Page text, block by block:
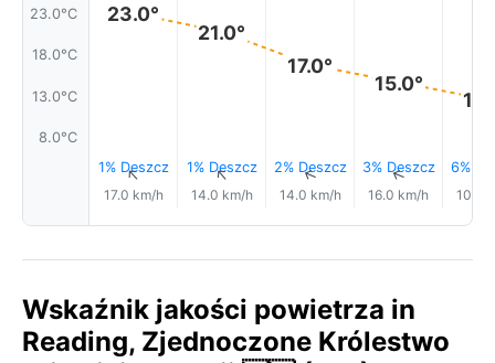
23.0°C
18.0°C
13.0°C
8.0°C
23.0°
1% Deszcz
↑
17.0 km/h
21.0°
1% Deszcz
↑
14.0 km/h
17.0°
2% Deszcz
↑
14.0 km/h
15.0°
3% Deszcz
↑
16.0 km/h
6%
10.0
Wskaźnik jakości powietrza in
Reading, Zjednoczone Królestwo